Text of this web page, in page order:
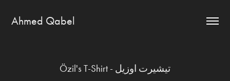
Ahmed Qabel
Özil's T-Shirt - تيشيرت اوزيل